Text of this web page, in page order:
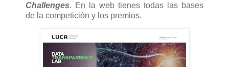
Challenges. En la web tienes todas las bases
de la competición y los premios.